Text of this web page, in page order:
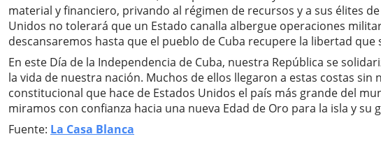
material y financiero, privando al régimen de recursos y a sus élites
Unidos no tolerará que un Estado canalla albergue operaciones
descansaremos hasta que el pueblo de Cuba recupere la libertad
En este Día de la Independencia de Cuba, nuestra República se
la vida de nuestra nación. Muchos de ellos llegaron a estas costas
constitucional que hace de Estados Unidos el país más grande del
miramos con confianza hacia una nueva Edad de Oro para la isla y su
Fuente: La Casa Blanca